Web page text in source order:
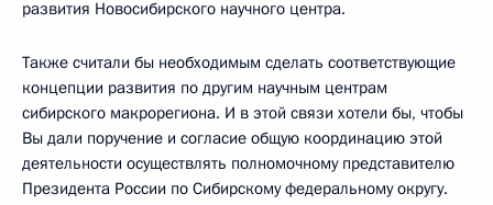
развития Новосибирского научного центра.
Также считали бы необходимым сделать соответствующие
концепции развития по другим научным центрам
сибирского макрорегиона. И в этой связи хотели бы, чтобы
Вы дали поручение и согласие общую координацию этой
деятельности осуществлять полномочному представителю
Президента России по Сибирскому федеральному округу.